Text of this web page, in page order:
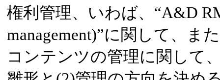
権利管理、いわば、“A&D
management)”に関して、ま
コンテンツの管理に関して